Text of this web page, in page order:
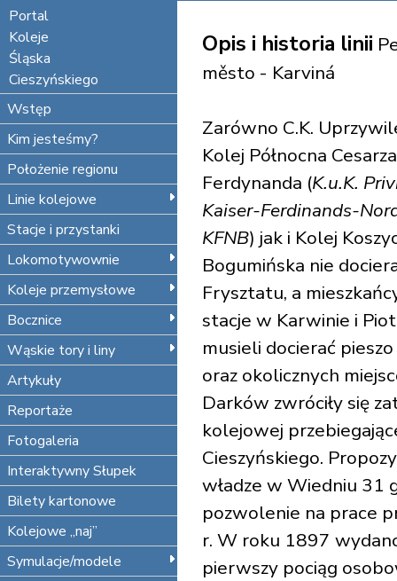
Portal
Koleje
Śląska
Cieszyńskiego
Wstęp
Kim jesteśmy?
Położenie regionu
Linie kolejowe
Stacje i przystanki
Lokomotywownie
Koleje przemysłowe
Bocznice
Wąskie tory i liny
Artykuły
Reportaże
Fotogaleria
Interaktywny Słupek
Bilety kartonowe
Kolejowe „naj”
Symulacje/modele
Opis i historia linii
město - Karviná
Zarówno C.K.
Kolej Północna Cesarza
Ferdynanda (K.u.K.
Kaiser-Ferdinands-
KFNB) jak i Kolej
Bogumińska nie
Frysztatu, a
stacje w Karwinie i
musieli docierać
oraz okolicznych
Darków zwróciły się
kolejowej
Cieszyńskiego.
władze w Wiedniu 31
pozwolenie na prace
r. W roku 1897
pierwszy pociąg